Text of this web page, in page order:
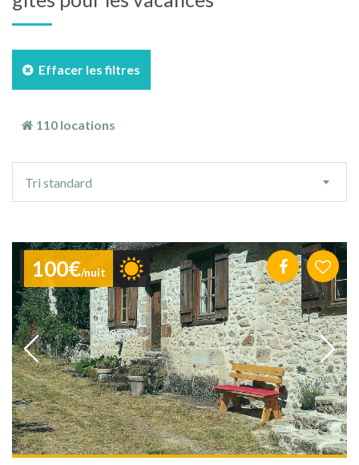
Effacer les filtres
110 locations
tri
Tri standard
100€/nuit